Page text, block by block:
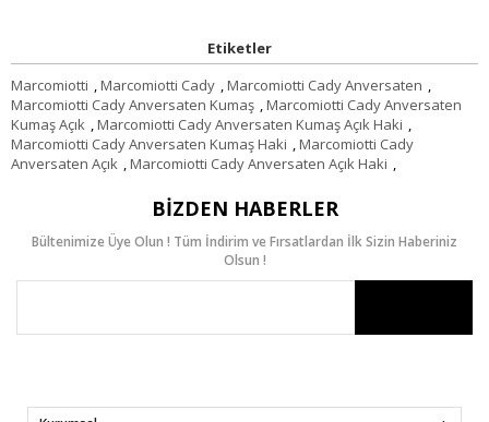
Etiketler
Marcomiotti ,Marcomiotti Cady ,Marcomiotti Cady Anversaten ,
Marcomiotti Cady Anversaten Kumaş ,Marcomiotti Cady Anversaten
Kumaş Açık ,Marcomiotti Cady Anversaten Kumaş Açık Haki ,
Marcomiotti Cady Anversaten Kumaş Haki ,Marcomiotti Cady
Anversaten Açık ,Marcomiotti Cady Anversaten Açık Haki ,
BIZDEN HABERLER
Bültenimize Üye Olun ! Tüm İndirim ve Fırsatlardan İlk Sizin Haberiniz
Olsun !